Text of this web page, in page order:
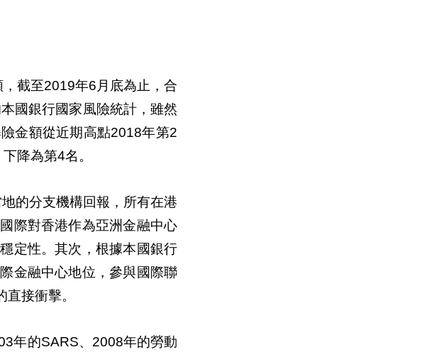
截至2019年6月底為止，合
國銀行國家風險統計，雖然
金額從近期高點2018年第2
降為第4名。
的分支機構回報，所有在港
際對香港作為亞洲金融中心
定性。其次，根據本國銀行
金融中心地位，參與國際聯
接衝擊。
年的SARS、2008年的勞動